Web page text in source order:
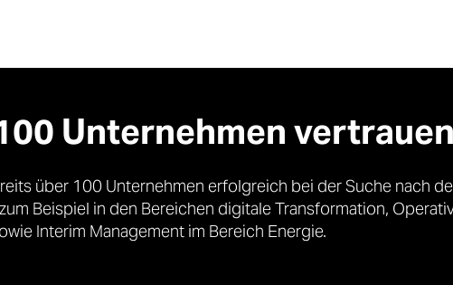
Unternehmen
über 100 Unternehmen erfolgreich bei der Suche nach
Beispiel in den Bereichen digitale Transformation,
Interim Management im Bereich Energie.